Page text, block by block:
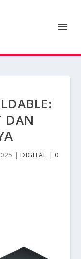
DAN
| DIGITAL| 0